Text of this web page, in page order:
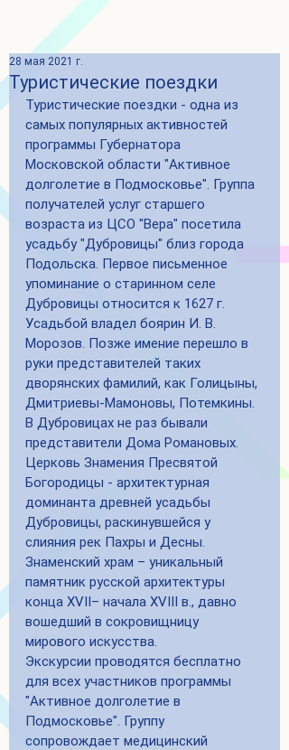
Туристические поездки
28 мая 2021 г.
Туристические поездки - одна из
самых популярных активностей
программы Губернатора
Московской области "Активное
долголетие в Подмосковье". Группа
получателей услуг старшего
возраста из ЦСО "Вера" посетила
усадьбу "Дубровицы" близ города
Подольска. Первое письменное
упоминание о старинном селе
Дубровицы относится к 1627 г.
Усадьбой владел боярин И. В.
Морозов. Позже имение перешло в
руки представителей таких
дворянских фамилий, как Голицыны,
Дмитриевы-Мамоновы, Потемкины.
В Дубровицах не раз бывали
представители Дома Романовых.
Церковь Знамения Пресвятой
Богородицы - архитектурная
доминанта древней усадьбы
Дубровицы, раскинувшейся у
слияния рек Пахры и Десны.
Знаменский храм – уникальный
памятник русской архитектуры
конца XVII– начала XVIII в., давно
вошедший в сокровищницу
мирового искусства.
Экскурсии проводятся бесплатно
для всех участников программы
"Активное долголетие в
Подмосковье". Группу
сопровождает медицинский